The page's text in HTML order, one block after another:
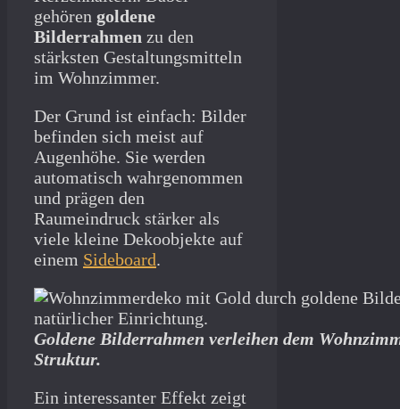
gehören goldene
Bilderrahmen zu den
stärksten Gestaltungsmitteln
im Wohnzimmer.
Der Grund ist einfach: Bilder
befinden sich meist auf
Augenhöhe. Sie werden
automatisch wahrgenommen
und prägen den
Raumeindruck stärker als
viele kleine Dekoobjekte auf
einem Sideboard.
Goldene Bilderrahmen verleihen dem
Struktur.
Ein interessanter Effekt zeigt